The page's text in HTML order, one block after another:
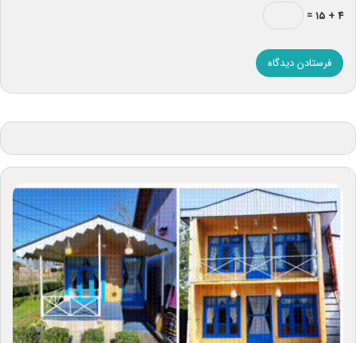
۴ + ۱۵ =